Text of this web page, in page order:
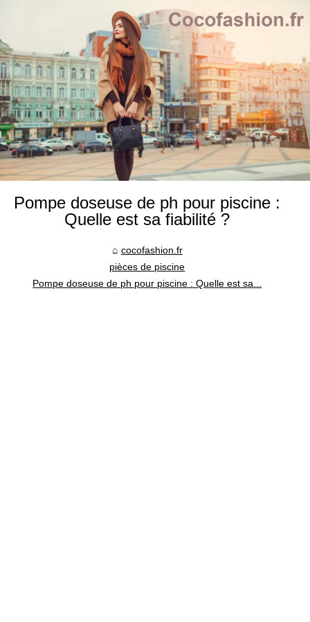
Pompe doseuse de ph pour piscine :
Quelle est sa fiabilité ?
cocofashion.fr
pièces de piscine
Pompe doseuse de ph pour piscine : Quelle est sa...